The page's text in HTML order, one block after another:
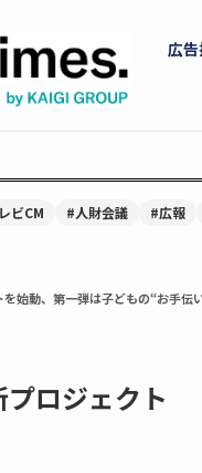
広
ビCM #人財会議 #広報
始動、第一弾は子どもの“お手伝
ロジェクト